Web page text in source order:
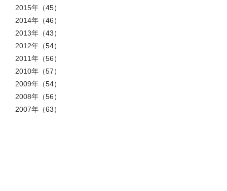
2015年 （45）
2014年 （46）
2013年 （43）
2012年 （54）
2011年 （56）
2010年 （57）
2009年 （54）
2008年 （56）
2007年 （63）